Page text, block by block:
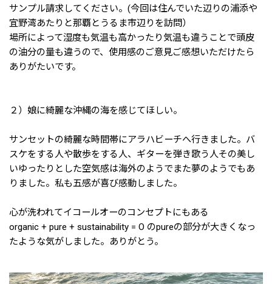
サンプル請求してください。(今回は住んでいた辺りの浦添や
宜野湾あたりと那覇とうるま市辺りを訪問）
場所によって湿度も気温も高かったり気温も違うことで頭皮
の油分の量も違うので、使用感のご意見ご感想いただけたら
ありがたいです。
２）娘に綺麗な沖縄の海を感じてほしい。
サンセットの綺麗な時間帯にアラハビーチへ行きました。バ
スケをする人や散歩をする人、ギターを弾き歌う人その美し
いゆったりとした空気感は海外のようでまた夢のようでもあ
りました。私も五感が喜び感動しました。
心が洗われてイコールオーのコンセプトにもある
organic + pure + sustainability = O のpureの部分が大きくなっ
たような気がしました。ありがとう。